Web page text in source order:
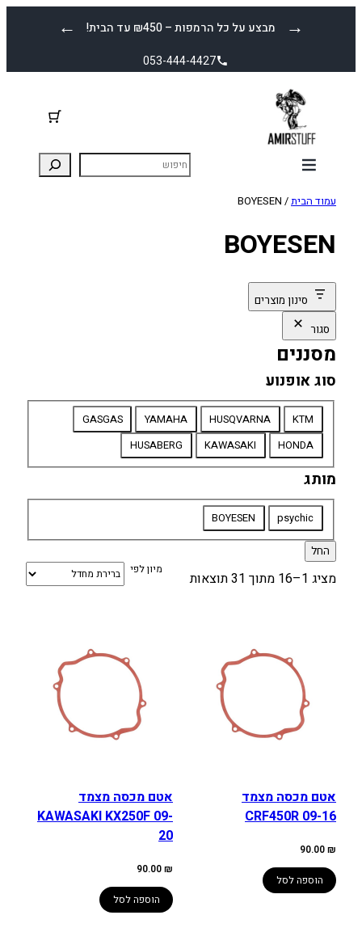
← מבצע על כל הרמפות – ₪450 עד הבית! →
053-444-4427
עמוד הבית/ BOYESEN
BOYESEN
סינון מוצרים
סגור
מסננים
סוג אופנוע
סוג
אופנוע
KTM
HUSQVARNA
YAMAHA
GASGAS
HONDA
KAWASAKI
HUSABERG
מותג
מותג
psychic
BOYESEN
החל
מציג 1–16 מתוך 31 תוצאות מיון לפי
אטם מכסה מצמד
CRF450R 09-16
90.00₪
הוספה לסל
אטם מכסה מצמד
KAWASAKI KX250F 09-
20
90.00₪
הוספה לסל